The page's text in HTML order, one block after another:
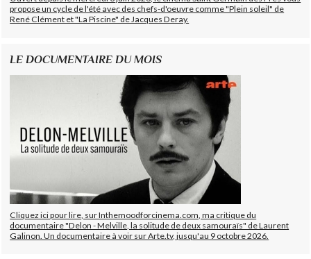
propose un cycle de l'été avec des chefs-d'oeuvre comme "Plein soleil" de
René Clément et "La Piscine" de Jacques Deray.
LE DOCUMENTAIRE DU MOIS
Cliquez ici pour lire, sur Inthemoodforcinema.com, ma critique du
documentaire "Delon - Melville, la solitude de deux samouraïs" de Laurent
Galinon. Un documentaire à voir sur Arte.tv, jusqu'au 9 octobre 2026.